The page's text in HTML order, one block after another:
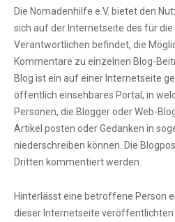
Die Nomadenhilfe e.V. bietet den
sich auf der Internetseite des für
Verantwortlichen befindet, die
Kommentare zu einzelnen Blog-
Blog ist ein auf einer Internetseite
öffentlich einsehbares Portal, in
Personen, die Blogger oder Web-
Artikel posten oder Gedanken in
niederschreiben können. Die
Dritten kommentiert werden.
Hinterlässt eine betroffene Person
dieser Internetseite veröffentlichten